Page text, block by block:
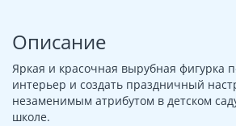
Описание
Яркая и красочная вырубная фигурка
интерьер и создать праздничный
незаменимым атрибутом в детском
школе.